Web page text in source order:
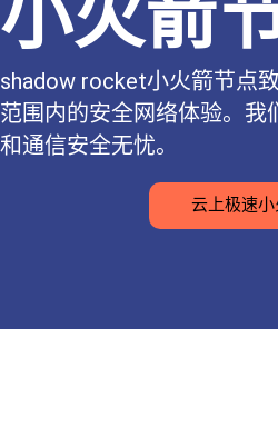
小火箭
shadow rocket小火箭节点
范围内的安全网络体验。我
和通信安全无忧。
云上极速小